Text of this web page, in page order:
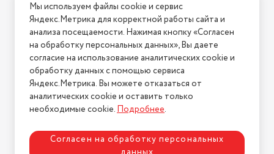
Номер декларации
соответствия
ЕАЭС N RU Д-
TR.РА02.В.55106/22
Назначение посуды
для дома
Назначение подарка
коллеге - для нее
Можно мыть в посудомоечной
Условия возврата
Нашли ошибку на сайте? Напишите нам
2026 © Интернет-магазин "АстМаркет". У нас есть всё!
Политика конфиденциальности
Мы используем файлы cookie и сервис
Яндекс.Метрика для корректной работы сайта и
анализа посещаемости. Нажимая кнопку «Согласен
на обработку персональных данных», Вы даете
согласие на использование аналитических cookie и
обработку данных с помощью сервиса
Яндекс.Метрика. Вы можете отказаться от
аналитических cookie и оставить только
необходимые cookie.Подробнее.
Согласен на обработку персональных